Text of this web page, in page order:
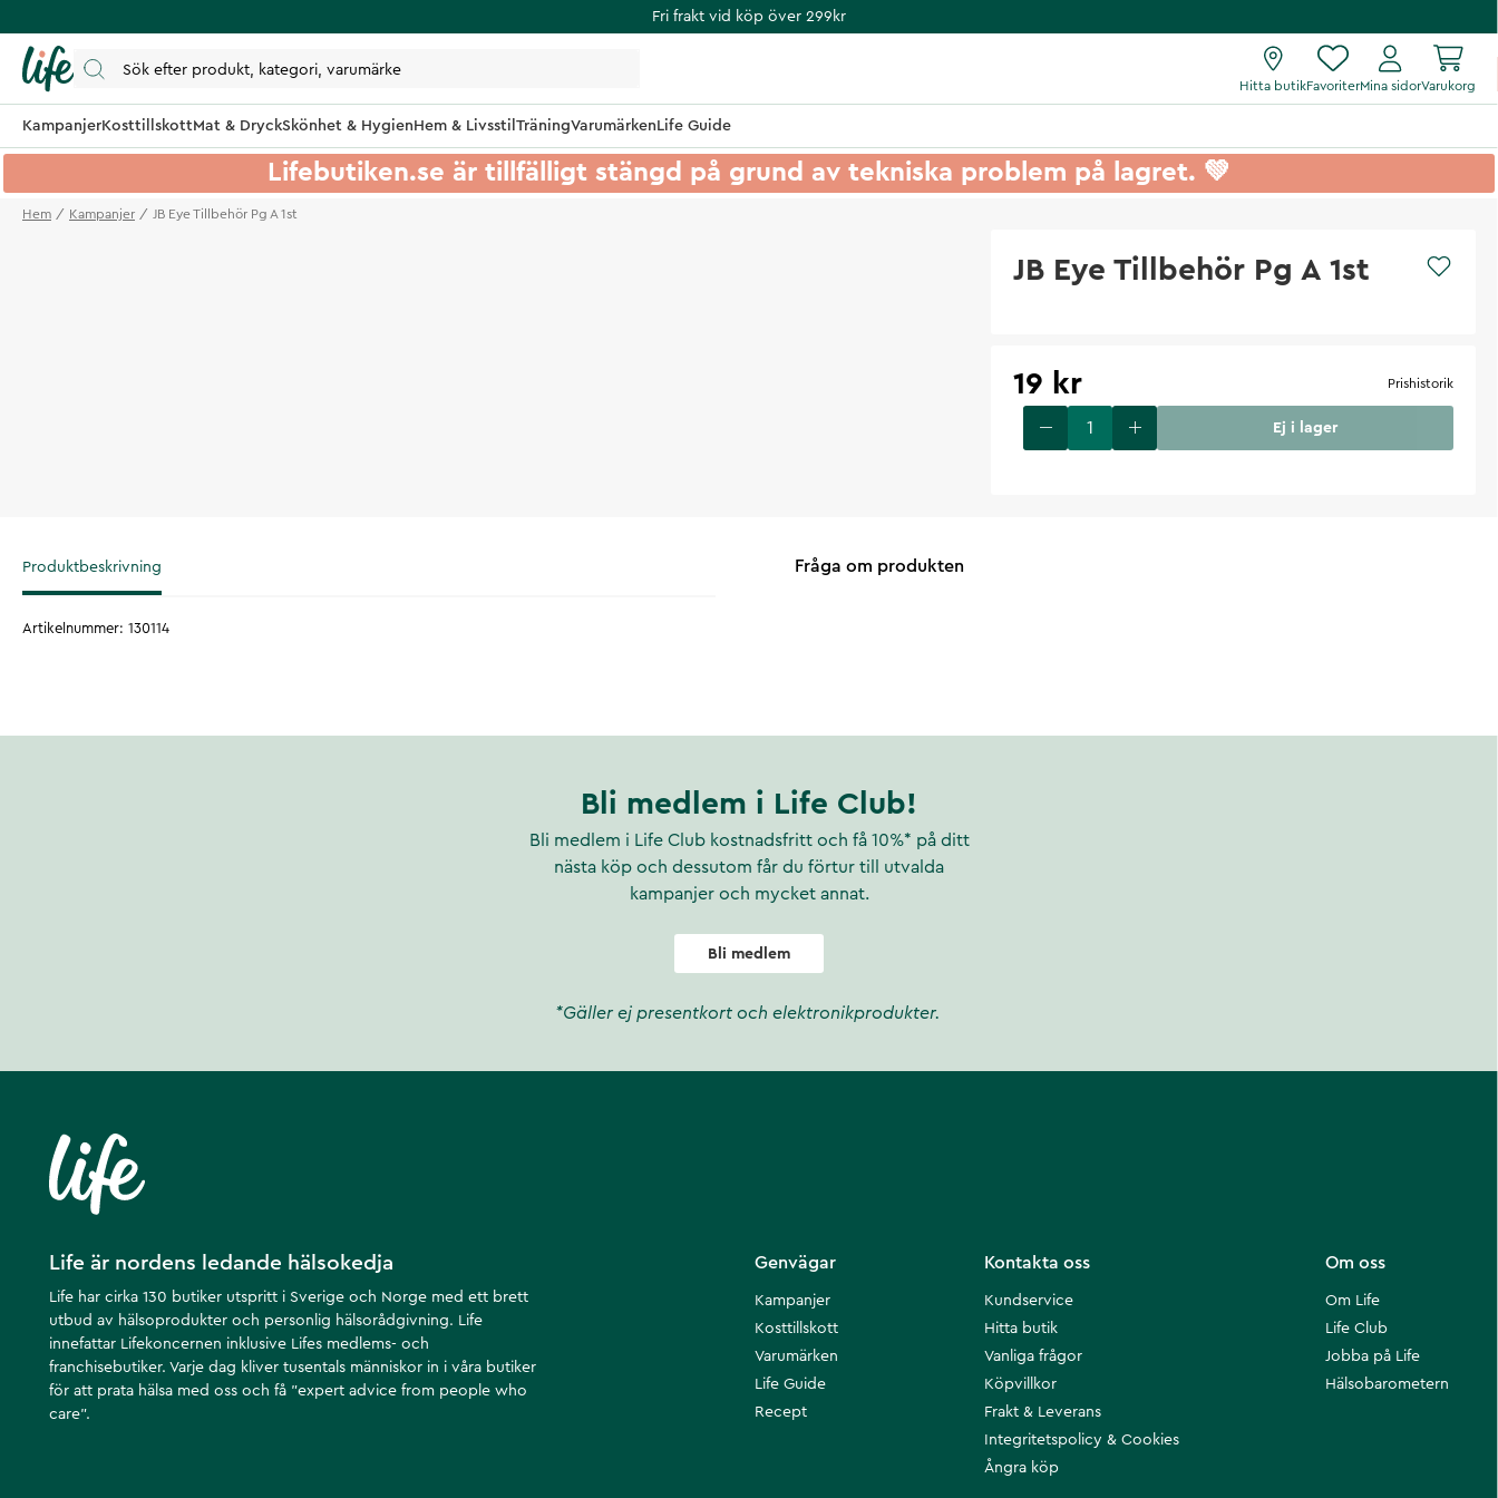
Fri frakt vid köp över 299kr
Hitta butikFavoriterMina sidorVarukorg
KampanjerKosttillskottMat & DryckSkönhet & HygienHem & Livsstil TräningVarumärkenLife Guide
Lifebutiken.se är tillfälligt stängd på grund av tekniska problem på lagret. 💚
Hem Kampanjer JB Eye Tillbehör Pg A 1st
JB Eye Tillbehör Pg A 1st
19 kr Prishistorik
Ej i lager
Produktbeskrivning
Artikelnummer: 130114
Fråga om produkten
Bli medlem i Life Club!
Bli medlem i Life Club kostnadsfritt och få 10%* på ditt
nästa köp och dessutom får du förtur till utvalda
kampanjer och mycket annat.
Bli medlem
*Gäller ej presentkort och elektronikprodukter.
Life är nordens ledande hälsokedja
Life har cirka 130 butiker utspritt i Sverige och Norge med ett brett
utbud av hälsoprodukter och personlig hälsorådgivning. Life
innefattar Lifekoncernen inklusive Lifes medlems- och
franchisebutiker. Varje dag kliver tusentals människor in i våra butiker
för att prata hälsa med oss och få ”expert advice from people who
care”.
Om oss
Om Life
Life Club
Jobba på Life
Hälsobarometern
Kontakta oss
Kundservice
Hitta butik
Vanliga frågor
Köpvillkor
Frakt & Leverans
Integritetspolicy & Cookies
Ångra köp
Genvägar
Kampanjer
Kosttillskott
Varumärken
Life Guide
Recept